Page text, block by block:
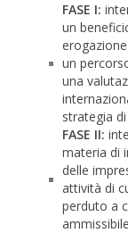
FASE I:
un
un
una
strategia
FASE II:
materia di
delle
attività di
perduto a